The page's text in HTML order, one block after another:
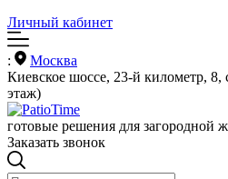
Личный кабинет
:
Москва
Киевское шоссе, 23-й километр,
этаж)
готовые решения для загородной
Заказать звонок